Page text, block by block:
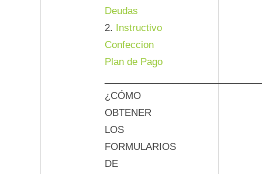
Deudas
2. Instructivo
Confeccion
Plan de Pago
¿CÓMO
OBTENER
LOS
FORMULARIOS
DE